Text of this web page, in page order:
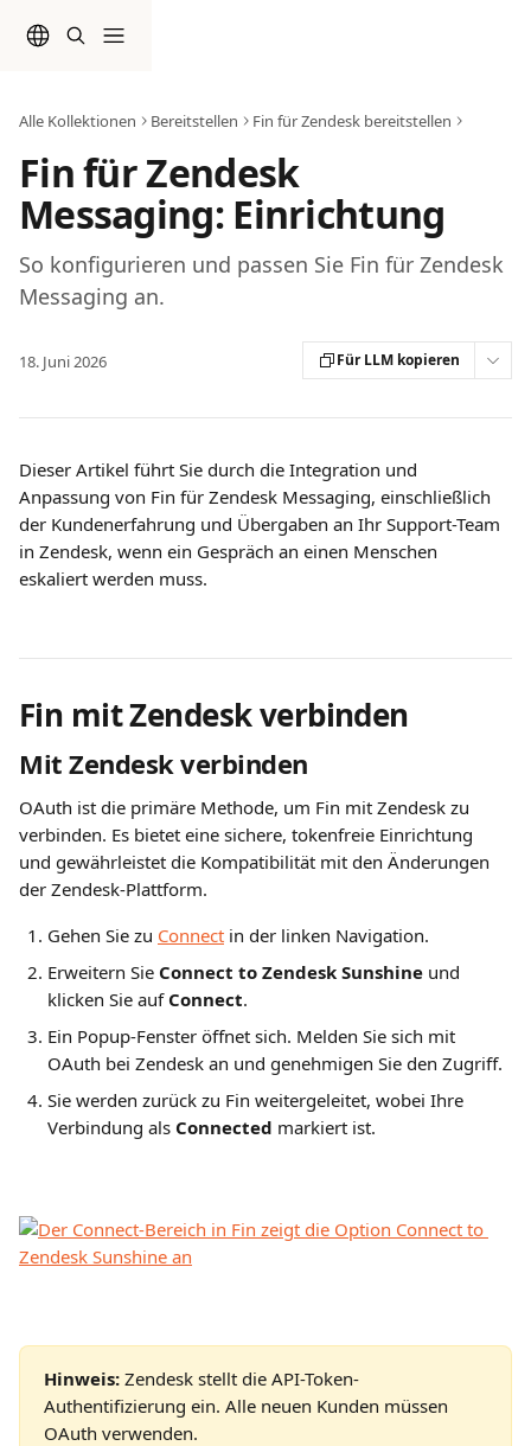
Alle Kollektionen Bereitstellen Fin für Zendesk bereitstellen
Fin für Zendesk
Messaging: Einrichtung
So konfigurieren und passen Sie Fin für Zendesk
Messaging an.
18. Juni 2026 Für LLM kopieren
Dieser Artikel führt Sie durch die Integration und
Anpassung von Fin für Zendesk Messaging, einschließlich
der Kundenerfahrung und Übergaben an Ihr Support-Team
in Zendesk, wenn ein Gespräch an einen Menschen
eskaliert werden muss.
Fin mit Zendesk verbinden
Mit Zendesk verbinden
OAuth ist die primäre Methode, um Fin mit Zendesk zu
verbinden. Es bietet eine sichere, tokenfreie Einrichtung
und gewährleistet die Kompatibilität mit den Änderungen
der Zendesk-Plattform.
Gehen Sie zu Connect in der linken Navigation.
Erweitern Sie Connect to Zendesk Sunshine und
klicken Sie auf Connect.
Ein Popup-Fenster öffnet sich. Melden Sie sich mit
OAuth bei Zendesk an und genehmigen Sie den Zugriff.
Sie werden zurück zu Fin weitergeleitet, wobei Ihre
Verbindung als Connected markiert ist.
Hinweis: Zendesk stellt die API-Token-
Authentifizierung ein. Alle neuen Kunden müssen
OAuth verwenden.